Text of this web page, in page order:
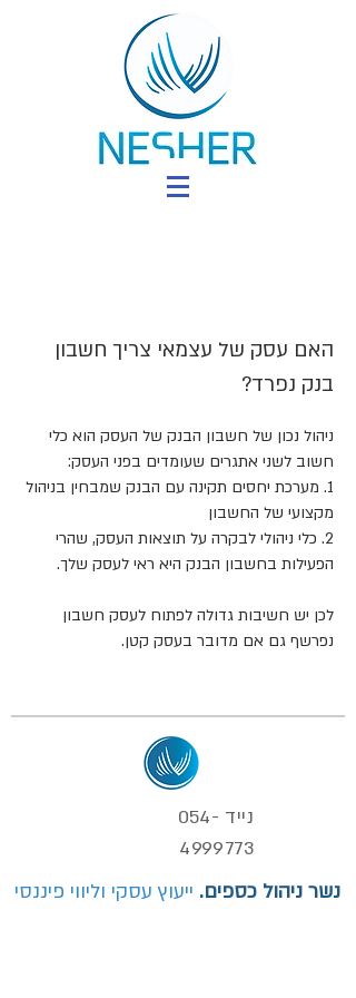
האם עסק של עצמאי צריך חשבון
בנק נפרד?
ניהול נכון של חשבון הבנק של העסק הוא כלי
חשוב לשני אתגרים שעומדים בפני העסק:
1. מערכת יחסים תקינה עם הבנק שמבחין בניהול
מקצועי של החשבון
2. כלי ניהולי לבקרה על תוצאות העסק, שהרי
הפעילות בחשבון הבנק היא ראי לעסק שלך.
לכן יש חשיבות גדולה לפתוח לעסק חשבון
נפרשף גם אם מדובר בעסק קטן.
נייד 054-
4999773
נשר ניהול כספים. ייעוץ עסקי וליווי פיננסי